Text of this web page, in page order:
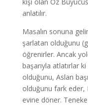
anlatılır.
Masalın sonuna
şarlatan olduğunu
öğrenirler. Ancak
başarıyla atlatırlar
olduğunu, Aslan
olduğunu fark eder,
evine döner. Teneke